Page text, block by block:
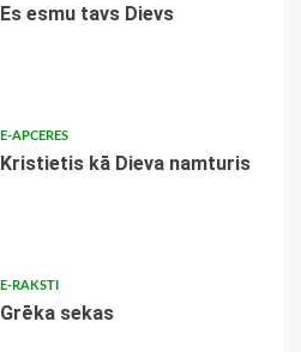
Es esmu tavs Dievs
E-APCERES
Kristietis kā Dieva namturis
E-RAKSTI
Grēka sekas